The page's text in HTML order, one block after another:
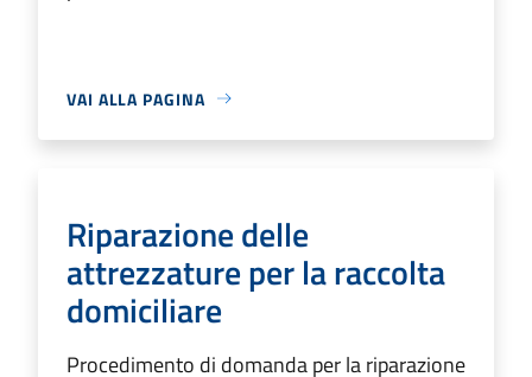
VAI ALLA PAGINA
Riparazione delle
attrezzature per la raccolta
domiciliare
Procedimento di domanda per la riparazione